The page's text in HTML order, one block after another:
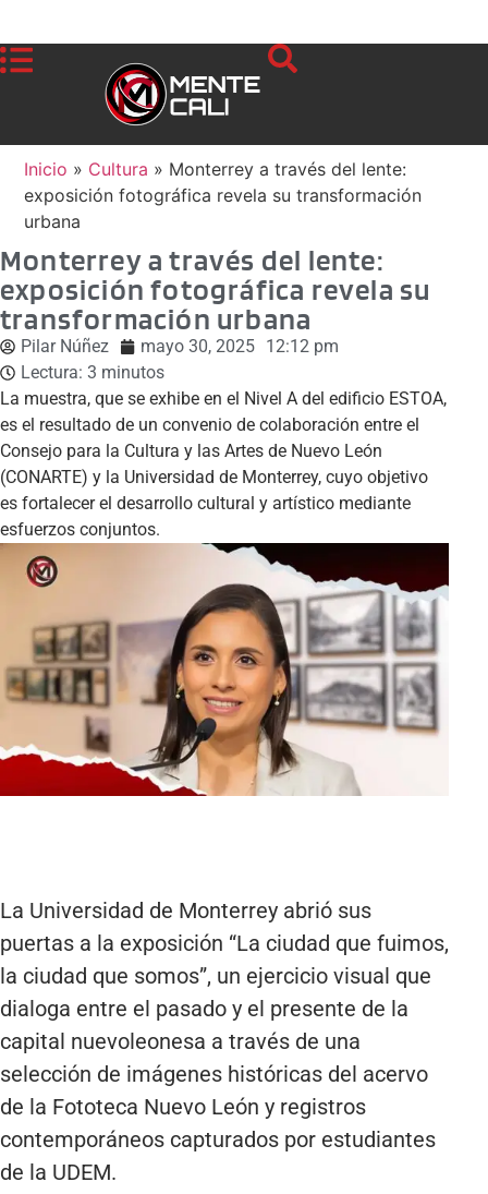
Inicio » Cultura » Monterrey a través del lente:
exposición fotográfica revela su transformación
urbana
Monterrey a través del lente:
exposición fotográfica revela su
transformación urbana
Pilar Núñez mayo 30, 2025 12:12 pm
Lectura: 3 minutos
La muestra, que se exhibe en el Nivel A del edificio ESTOA,
es el resultado de un convenio de colaboración entre el
Consejo para la Cultura y las Artes de Nuevo León
(CONARTE) y la Universidad de Monterrey, cuyo objetivo
es fortalecer el desarrollo cultural y artístico mediante
esfuerzos conjuntos.
La Universidad de Monterrey abrió sus
puertas a la exposición “La ciudad que fuimos,
la ciudad que somos”, un ejercicio visual que
dialoga entre el pasado y el presente de la
capital nuevoleonesa a través de una
selección de imágenes históricas del acervo
de la Fototeca Nuevo León y registros
contemporáneos capturados por estudiantes
de la UDEM.